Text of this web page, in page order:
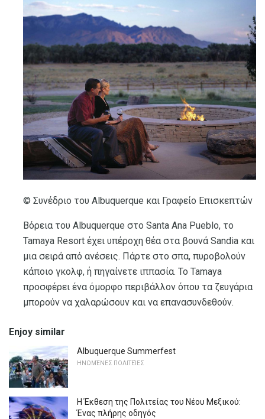
© Συνέδριο του Albuquerque και Γραφείο Επισκεπτών
Βόρεια του Albuquerque στο Santa Ana Pueblo, το
Tamaya Resort έχει υπέροχη θέα στα βουνά Sandia και
μια σειρά από ανέσεις. Πάρτε στο σπα, πυροβολούν
κάποιο γκολφ, ή πηγαίνετε ιππασία. Το Tamaya
προσφέρει ένα όμορφο περιβάλλον όπου τα ζευγάρια
μπορούν να χαλαρώσουν και να επανασυνδεθούν.
Enjoy similar
Albuquerque Summerfest
ΗΝΩΜΈΝΕΣ ΠΟΛΙΤΕΊΕΣ
Η Έκθεση της Πολιτείας του Νέου Μεξικού:
Ένας πλήρης οδηγός